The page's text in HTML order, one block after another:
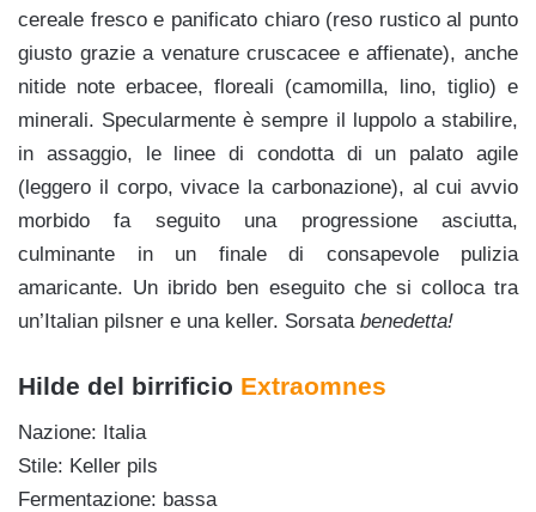
cereale fresco e panificato chiaro (reso rustico al punto
giusto grazie a venature cruscacee e affienate), anche
nitide note erbacee, floreali (camomilla, lino, tiglio) e
minerali. Specularmente è sempre il luppolo a stabilire,
in assaggio, le linee di condotta di un palato agile
(leggero il corpo, vivace la carbonazione), al cui avvio
morbido fa seguito una progressione asciutta,
culminante in un finale di consapevole pulizia
amaricante. Un ibrido ben eseguito che si colloca tra
un’Italian pilsner e una keller. Sorsata benedetta!
Hilde del birrificio Extraomnes
Nazione: Italia
Stile: Keller pils
Fermentazione: bassa